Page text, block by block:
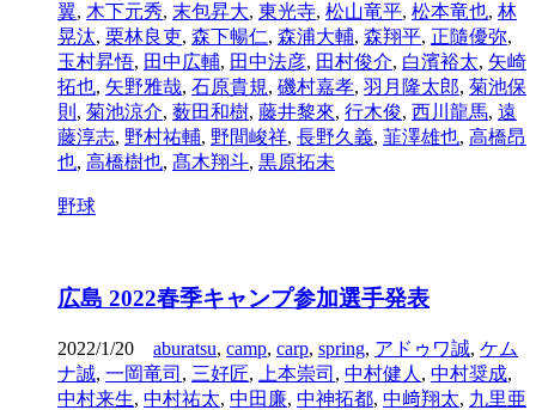
翼, 木下元秀, 末包昇大, 東光寺, 松山竜平, 松本竜也, 林
晃汰, 栗林良吏, 森下暢仁, 森浦大輔, 森翔平, 正隨優弥,
玉村昇悟, 田中広輔, 田中法彦, 田村俊介, 白濱裕太, 矢崎
拓也, 矢野雅哉, 石原貴規, 磯村嘉孝, 羽月隆太郎, 菊池保
則 , 菊池涼介, 薮田和樹, 藤井黎來, 行木俊, 西川龍馬, 遠
藤淳志, 野村祐輔, 野間峻祥, 長野久義, 韮澤雄也, 高橋昂
也, 高橋樹也, 髙木翔斗, 黒原拓未
野球
広島 2022春季キャンプ参加選手発表
2022/1/20 aburatsu, camp, carp, spring, アドゥワ誠, ケム
ナ誠, 一岡竜司 , 三好匠, 上本崇司 , 中村健人 , 中村奨成,
中村来生, 中村祐太, 中田廉, 中神拓都, 中﨑翔太, 九里亜